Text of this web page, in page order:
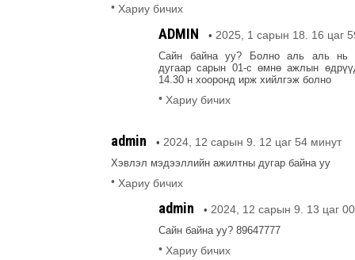
• Хариу бичих
ADMIN • 2025, 1 сарын 18. 16 цаг
Сайн байна уу? Болно аль аль нь
дугаар сарын 01-с өмнө ажлын
14.30 н хооронд ирж хийлгэж болно
• Хариу бичих
admin • 2024, 12 сарын 9. 12 цаг 54 минут
Хэвлэл мэдээллийн ажилтны дугар байна уу
• Хариу бичих
admin • 2024, 12 сарын 9. 13 цаг
Сайн байна уу? 89647777
• Хариу бичих